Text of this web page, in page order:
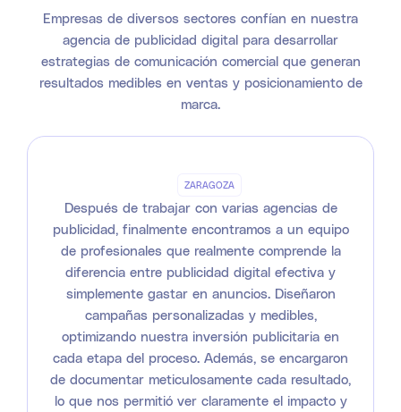
Empresas de diversos sectores confían en nuestra
agencia de publicidad digital para desarrollar
estrategias de comunicación comercial que generan
resultados medibles en ventas y posicionamiento de
marca.
ZARAGOZA
Después de trabajar con varias agencias de
publicidad, finalmente encontramos a un equipo
de profesionales que realmente comprende la
diferencia entre publicidad digital efectiva y
simplemente gastar en anuncios. Diseñaron
campañas personalizadas y medibles,
optimizando nuestra inversión publicitaria en
cada etapa del proceso. Además, se encargaron
de documentar meticulosamente cada resultado,
lo que nos permitió ver claramente el impacto y